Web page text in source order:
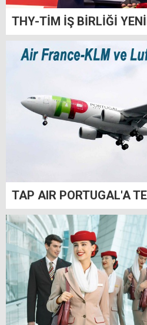
THY-TİM İŞ BİRLİĞİ
TAP AIR PORTUGAL'A